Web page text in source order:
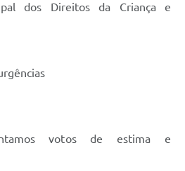
dos Direitos da Criança e
votos de estima e